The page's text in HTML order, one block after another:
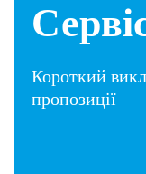
Короткий
пропозиції